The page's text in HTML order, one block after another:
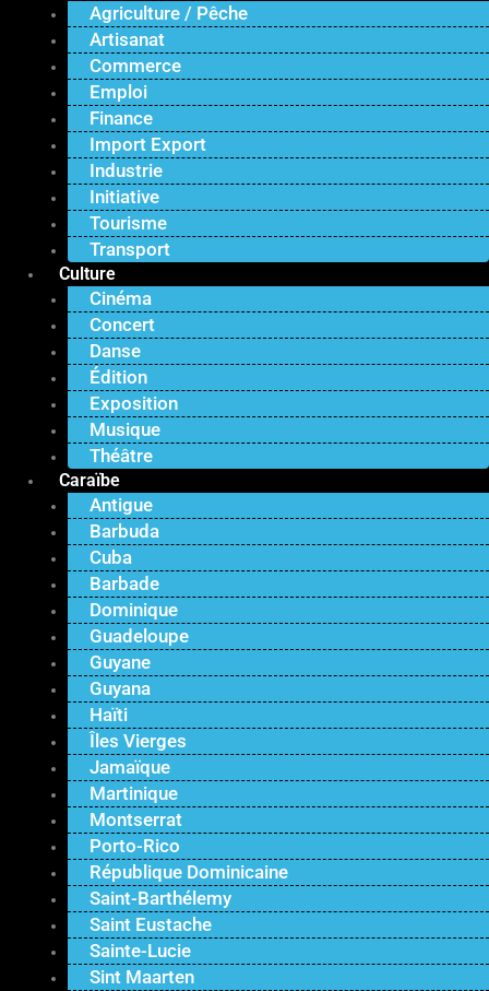
Agriculture / Pêche
Artisanat
Commerce
Emploi
Finance
Import Export
Industrie
Initiative
Tourisme
Transport
Culture
Cinéma
Concert
Danse
Édition
Exposition
Musique
Théâtre
Caraïbe
Antigue
Barbuda
Cuba
Barbade
Dominique
Guadeloupe
Guyane
Guyana
Haïti
Îles Vierges
Jamaïque
Martinique
Montserrat
Porto-Rico
République Dominicaine
Saint-Barthélemy
Saint Eustache
Sainte-Lucie
Sint Maarten